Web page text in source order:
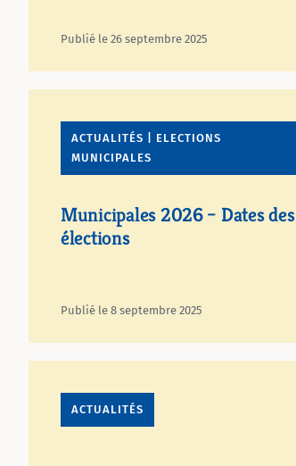
Publié le 26 septembre 2025
ACTUALITÉS | ELECTIONS
MUNICIPALES
Municipales 2026 – Dates des
élections
Publié le 8 septembre 2025
ACTUALITÉS